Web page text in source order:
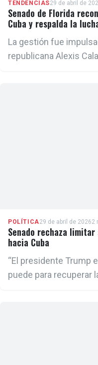
TENDENCIAS29 de abril de
Senado de Florida
Cuba y respalda la
La gestión fue
republicana Alexis
POLÍTICA29 de abril de 20262
Senado rechaza limitar
hacia Cuba
“El presidente Trump
puede para recuperar